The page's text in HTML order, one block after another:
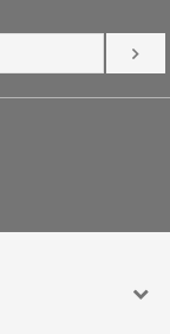
HYR